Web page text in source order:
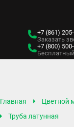
+7 (861)
Заказать
+7 (800)
Главная Цветной
Труба латунная